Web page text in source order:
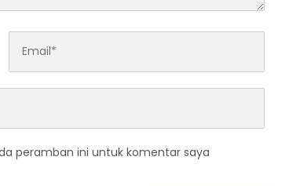
peramban ini untuk komentar saya